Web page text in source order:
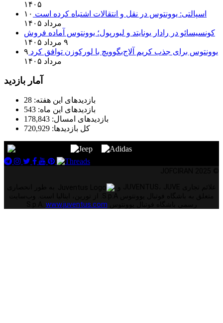
۱۴۰۵
اسپالتی: یوونتوس در نقل و انتقالات اشتباه کرده است ۱۰
مرداد ۱۴۰۵
کونسیسائو در رادار یونایتد و لیورپول؛ یوونتوس آماده فروش
۹ مرداد ۱۴۰۵
یوونتوس برای جذب کریم آلاج‌بگوویچ با لورکوزن توافق کرد ۹
مرداد ۱۴۰۵
آمار بازدید
بازدیدهای این هفته: 28
بازدیدهای این ماه: 543
بازدیدهای امسال: 178,843
کل بازدیدها: 720,929
www.juventus.com